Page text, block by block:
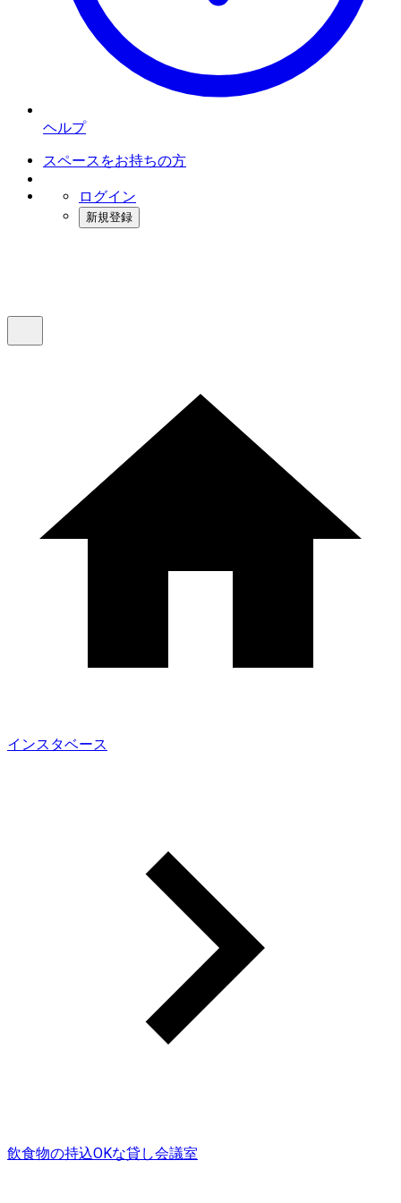
ヘルプ
スペースをお持ちの方
ログイン
新規登録
インスタベース
飲食物の持込OKな貸し会議室